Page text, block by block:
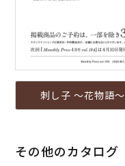
刺し子 ～花物語～
その他のカタログ